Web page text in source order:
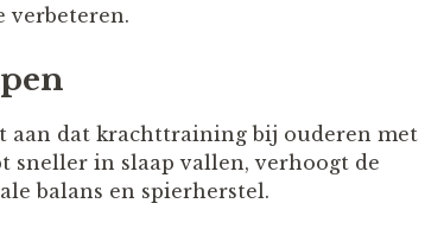
aan dat krachttraining bij ouderen met
sneller in slaap vallen, verhoogt de
balans en spierherstel.